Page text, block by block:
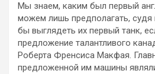
Мы знаем, каким был первый
можем лишь предполагать, судя
бы выглядеть их первый танк,
предложение талантливого
Роберта Френсиса Макфая.
предложенной им машины